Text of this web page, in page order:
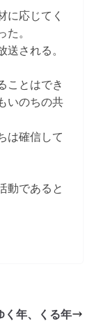
に応じてく
。
される。
ことはでき
いのちの共
は確信して
動であると
く年、くる年